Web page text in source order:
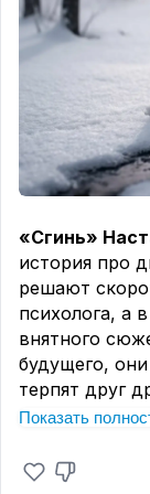
«Сгинь»
история про
решают
психолога, а
внятного
будущего,
терпят друг
чудо,
настоящий
Показать